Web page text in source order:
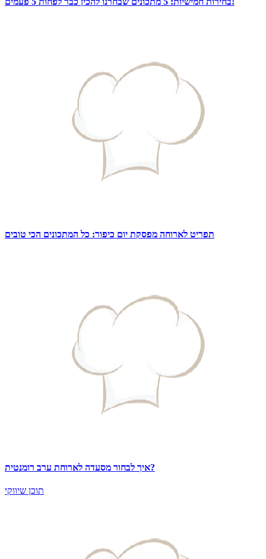
תפריט לארוחה מפסקת יום כיפור: כל המתכונים הכי טובים
איך לבחור מסעדה לארוחת ערב רומנטית?
תוכן שיווקי